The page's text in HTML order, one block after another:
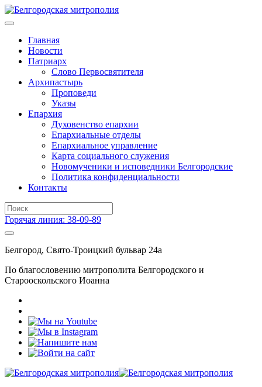
Главная
Новости
Патриарх
Слово Первосвятителя
Архипастырь
Проповеди
Указы
Епархия
Духовенство епархии
Епархиальные отделы
Епархиальное управление
Карта социального служения
Новомученики и исповедники Белгородские
Политика конфиденциальности
Контакты
Горячая линия: 38-09-89
Белгород, Свято-Троицкий бульвар 24а
По благословению митрополита Белгородского и
Старооскольского Иоанна